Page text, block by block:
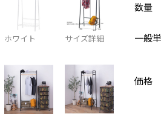
ホワイト サイズ詳細
数量
一般
価格